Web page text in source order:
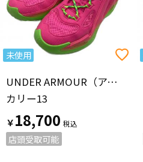
未使用
UNDER ARMOUR（アンダーアーマー）
カリー13
￥18,700
店頭受取可能